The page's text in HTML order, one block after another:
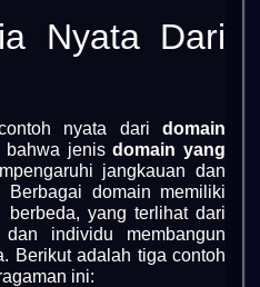
Nyata Dari
nyata dari domain
bahwa jenisdomain yang
jangkauan dan
Berbagai domain memiliki
yang terlihat dari
individu membangun
Berikut adalah tiga contoh
ini: